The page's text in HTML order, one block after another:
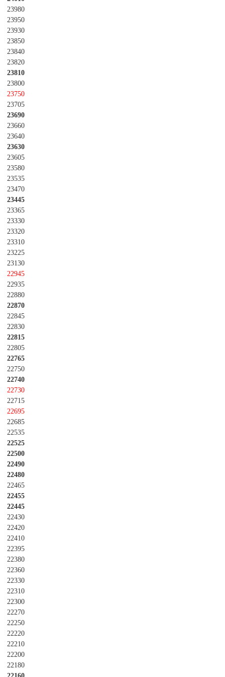
23980
23950
23930
23850
23840
23820
23810
23800
23750
23705
23690
23660
23640
23630
23605
23580
23535
23470
23445
23365
23330
23320
23310
23225
23130
22945
22935
22880
22870
22845
22830
22815
22805
22765
22750
22740
22730
22715
22695
22685
22535
22525
22500
22490
22480
22465
22455
22445
22430
22420
22410
22395
22380
22360
22330
22310
22300
22270
22250
22220
22210
22200
22180